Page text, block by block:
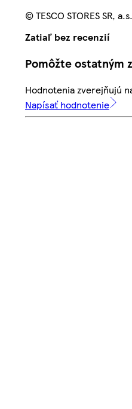
© TESCO STORES SR,
Zatiaľ bez recenzií
Pomôžte ostatným
Hodnotenia zverejňujú
Napísať hodnotenie